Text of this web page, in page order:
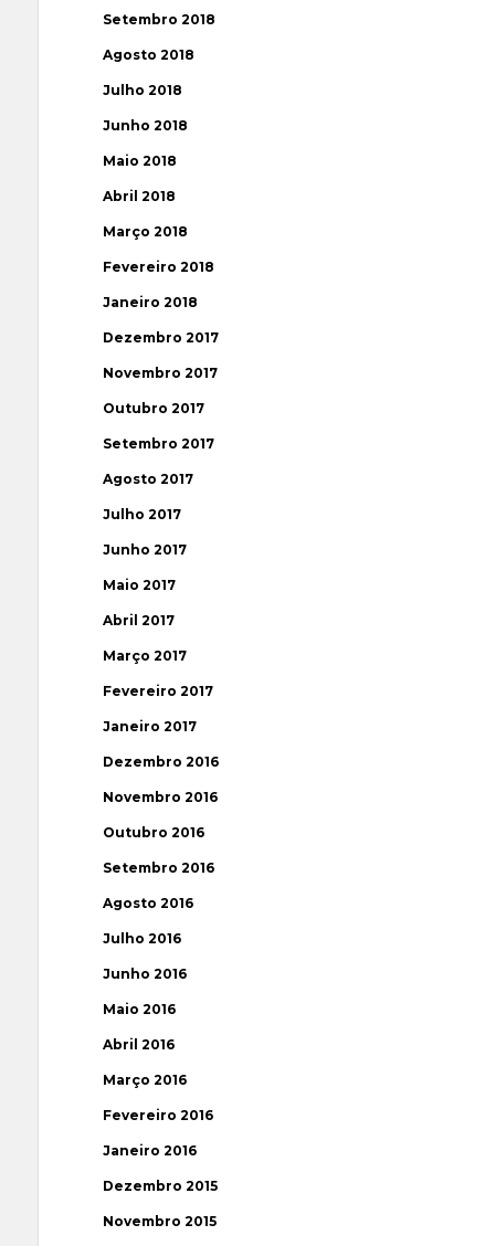
Setembro 2018
Agosto 2018
Julho 2018
Junho 2018
Maio 2018
Abril 2018
Março 2018
Fevereiro 2018
Janeiro 2018
Dezembro 2017
Novembro 2017
Outubro 2017
Setembro 2017
Agosto 2017
Julho 2017
Junho 2017
Maio 2017
Abril 2017
Março 2017
Fevereiro 2017
Janeiro 2017
Dezembro 2016
Novembro 2016
Outubro 2016
Setembro 2016
Agosto 2016
Julho 2016
Junho 2016
Maio 2016
Abril 2016
Março 2016
Fevereiro 2016
Janeiro 2016
Dezembro 2015
Novembro 2015